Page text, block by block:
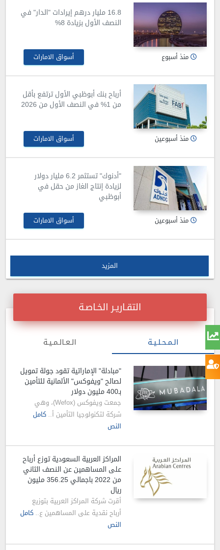
16.8 مليار درهم إيرادات "الدار" في
النصف الأول بزيادة 8%
منذ أسبوع أسواق الامارات
أرباح بنك أبوظبي الأول ترتفع بأقل
من 1% في النصف الأول من 2026
منذ أسبوعين أسواق الامارات
"أدنوك" تستثمر 6.2 مليار دولار
لزيادة إنتاج الغاز من حقل في
أبوظبي
منذ أسبوعين أسواق الامارات
المزيد
التقـاريـر الخـاصـة
الـمـحـلـيـة الـعـالـمـيـة
"مبادلة" الإماراتية تقود جولة تمويل
لصالح "ويفوكس" الألمانية للتأمين
بـ400 مليون دولار
جمعت ويفوكس (Wefox)، وهي
شركة لتكنولوجيا التأمين أ..كامل
النص
المراكز العربية السعودية توزع أرباح
على المساهمين عن النصف الثاني
من 2022 باجمالي 356.25 مليون
ريال
أقرت شركة المراكز العربية بتوزيع
أرباح نقدية على المساهمين ع..كامل
النص